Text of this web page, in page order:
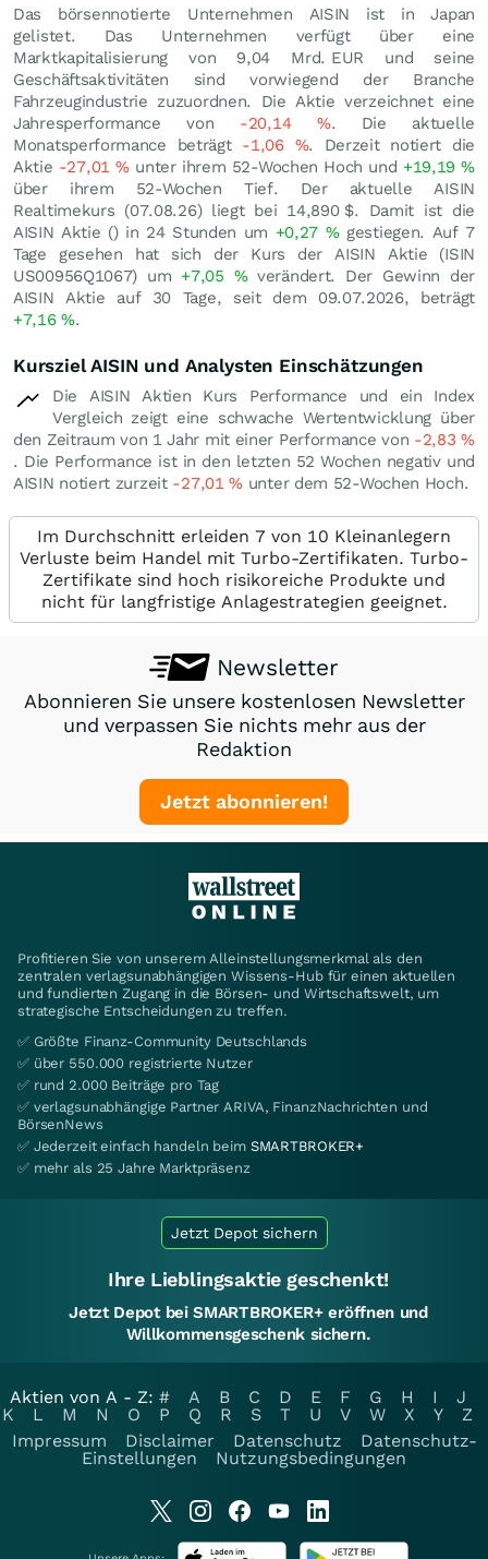
Das börsennotierte Unternehmen AISIN ist in Japan
gelistet. Das Unternehmen verfügt über eine
Marktkapitalisierung von 9,04 Mrd. EUR und seine
Geschäftsaktivitäten sind vorwiegend der Branche
Fahrzeugindustrie zuzuordnen. Die Aktie verzeichnet eine
Jahresperformance von -20,14 %. Die aktuelle
Monatsperformance beträgt -1,06 %. Derzeit notiert die
Aktie -27,01%unter ihrem 52-Wochen Hoch und +19,19%
über ihrem 52-Wochen Tief. Der aktuelle AISIN
Realtimekurs (07.08.26) liegt bei 14,890 $. Damit ist die
AISIN Aktie () in 24 Stunden um +0,27 %gestiegen. Auf 7
Tage gesehen hat sich der Kurs der AISIN Aktie (ISIN
US00956Q1067) um +7,05 %verändert. Der Gewinn der
AISIN Aktie auf 30 Tage, seit dem 09.07.2026, beträgt
+7,16%.
Kursziel AISIN und Analysten Einschätzungen
Die AISIN Aktien Kurs Performance und ein Index
Vergleich zeigt eine schwache Wertentwicklung über
den Zeitraum von 1 Jahr mit einer Performance von -2,83%
. Die Performance ist in den letzten 52 Wochen negativ und
AISIN notiert zurzeit -27,01% unter dem 52-Wochen Hoch.
Im Durchschnitt erleiden 7 von 10 Kleinanlegern
Verluste beim Handel mit Turbo-Zertifikaten. Turbo-
Zertifikate sind hoch risikoreiche Produkte und
nicht für langfristige Anlagestrategien geeignet.
Newsletter
Abonnieren Sie unsere kostenlosen Newsletter
und verpassen Sie nichts mehr aus der
Redaktion
Jetzt abonnieren!
Profitieren Sie von unserem Alleinstellungsmerkmal als den
zentralen verlagsunabhängigen Wissens-Hub für einen aktuellen
und fundierten Zugang in die Börsen- und Wirtschaftswelt, um
strategische Entscheidungen zu treffen.
✅ Größte Finanz-Community Deutschlands
✅ über 550.000 registrierte Nutzer
✅ rund 2.000 Beiträge pro Tag
✅ verlagsunabhängige Partner ARIVA, FinanzNachrichten und
BörsenNews
✅ Jederzeit einfach handeln beim SMARTBROKER+
✅ mehr als 25 Jahre Marktpräsenz
Jetzt Depot sichern
Ihre Lieblingsaktie geschenkt!
Jetzt Depot bei SMARTBROKER+ eröffnen und
Willkommensgeschenk sichern.
Aktien von A - Z: # A B C D E F G H I
J
K
L M N O P Q R S T U V W X Y
Z
Impressum
Disclaimer Datenschutz
Datenschutz-
Einstellungen
Nutzungsbedingungen